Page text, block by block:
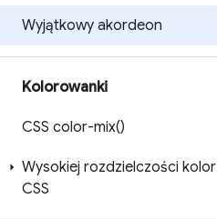
Wyjątkowy akordeon
Kolorowanki
CSS color-mix()
Wysokiej rozdzielczości kolor
CSS